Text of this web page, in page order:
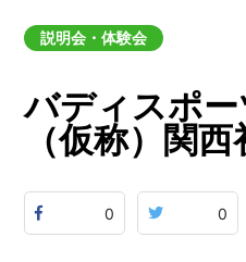
説明会・体験会
バディスポ
（仮称）関
0 0